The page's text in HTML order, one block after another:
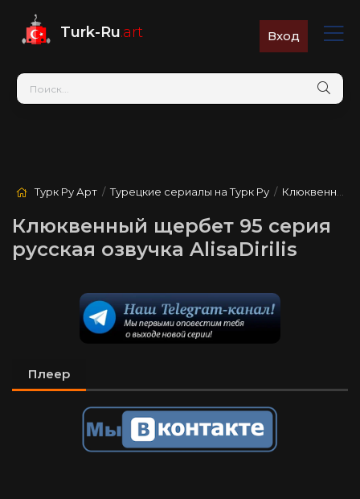
Turk-Ru.art Вход
Турк Ру Арт /Турецкие сериалы на Турк Ру / Клюквенный щербет
Клюквенный щербет 95 серия
русская озвучка AlisaDirilis
Плеер